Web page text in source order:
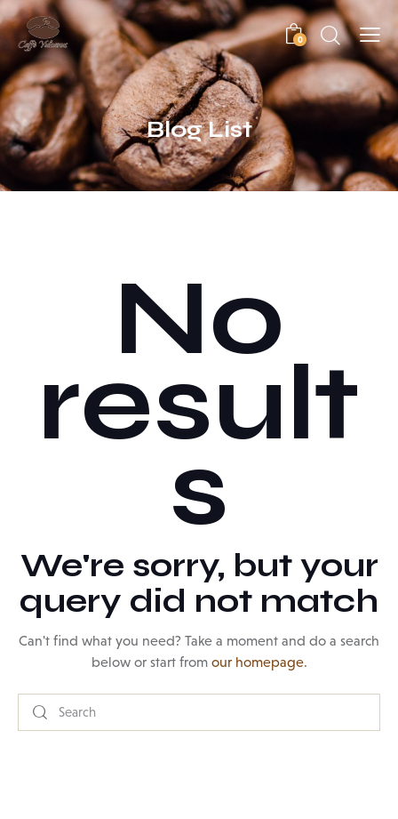
0
Blog List
No
result
s
We're sorry, but your
query did not match
Can't find what you need? Take a moment and do a search
below or start from our homepage.